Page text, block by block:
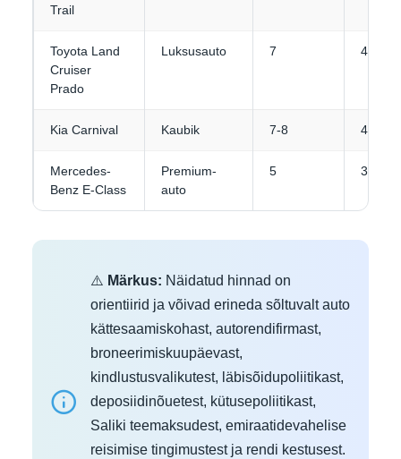
Trail
Toyota Land
Cruiser
Prado
Luksusauto 7 4-5
Kia Carnival Kaubik 7-8 4-5
Mercedes-
Benz E-Class
Premium-
auto
5 3-4
⚠️ Märkus: Näidatud hinnad on
orientiirid ja võivad erineda sõltuvalt auto
kättesaamiskohast, autorendifirmast,
broneerimiskuupäevast,
kindlustusvalikutest, läbisõidupoliitikast,
deposiidinõuetest, kütusepoliitikast,
Saliki teemaksudest, emiraatidevahelise
reisimise tingimustest ja rendi kestusest.